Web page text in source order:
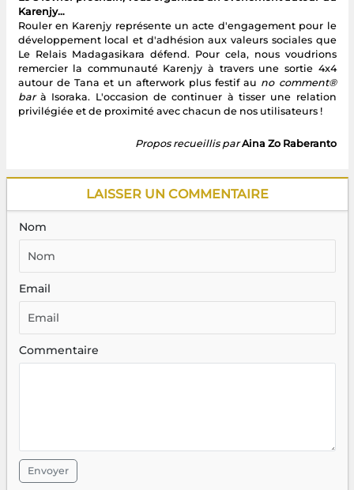
Karenjy…
Rouler en Karenjy représente un acte d'engagement pour le
développement local et d'adhésion aux valeurs sociales que
Le Relais Madagasikara défend. Pour cela, nous voudrions
remercier la communauté Karenjy à travers une sortie 4x4
autour de Tana et un afterwork plus festif au no comment®
bar à Isoraka. L'occasion de continuer à tisser une relation
privilégiée et de proximité avec chacun de nos utilisateurs !
Propos recueillis par Aina Zo Raberanto
LAISSER UN COMMENTAIRE
Nom
Email
Commentaire
Envoyer